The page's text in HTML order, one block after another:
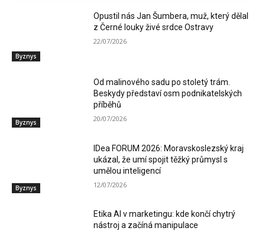
Byznys
Opustil nás Jan Šumbera, muž, který dělal
z Černé louky živé srdce Ostravy
22/07/2026
Byznys
Od malinového sadu po stoletý trám.
Beskydy představí osm podnikatelských
příběhů
20/07/2026
Byznys
IDea FORUM 2026: Moravskoslezský kraj
ukázal, že umí spojit těžký průmysl s
umělou inteligencí
12/07/2026
Etika AI v marketingu: kde končí chytrý
nástroj a začíná manipulace